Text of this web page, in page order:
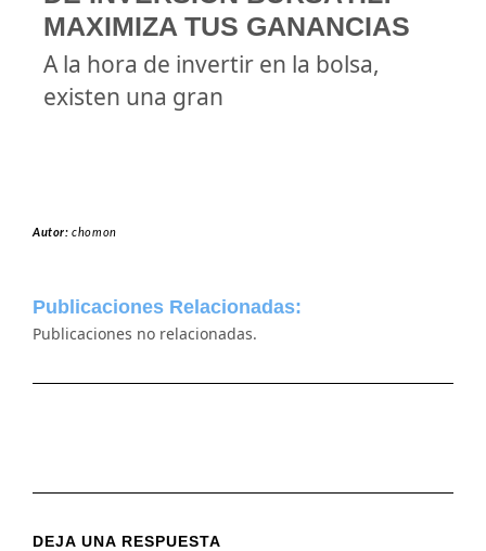
MAXIMIZA TUS GANANCIAS
A la hora de invertir en la bolsa,
existen una gran
Autor:chomon
Publicaciones Relacionadas:
Publicaciones no relacionadas.
DEJA UNA RESPUESTA